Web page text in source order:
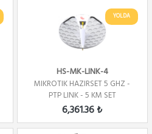
YOLDA
HS-MK-LINK-4
MIKROTIK HAZIRSET 5 GHZ -
PTP LINK - 5 KM SET
6,361.36 ₺